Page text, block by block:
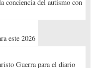
conciencia del autismo con
este 2026
Guerra para el diario